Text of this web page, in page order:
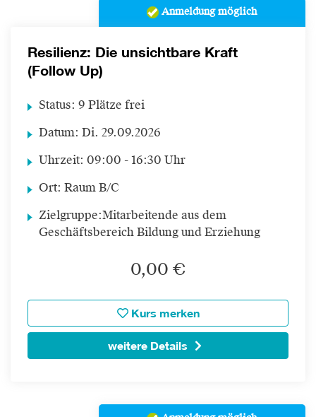
Anmeldung möglich
Resilienz: Die unsichtbare Kraft
(Follow Up)
Status: 9 Plätze frei
Datum: Di. 29.09.2026
Uhrzeit: 09:00 - 16:30 Uhr
Ort: Raum B/C
Zielgruppe:Mitarbeitende aus dem
Geschäftsbereich Bildung und Erziehung
0,00 €
Kurs merken
weitere Details